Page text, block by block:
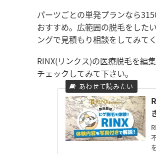
パーツごとの単発プランなら
おすすめ。広範囲の脱毛をした
ングで見積もり相談をしてみて
RINX(リンクス)の医療脱毛を編
チェックしてみて下さい。